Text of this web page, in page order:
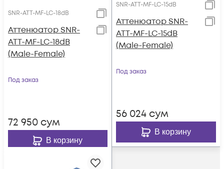
SNR-ATT-MF-LC-18dB
Аттенюатор SNR-
ATT-MF-LC-18dB
(Male-Female)
Под заказ
72 950 сум
В корзину
SNR-ATT-MF-LC-15dB
Аттенюатор SNR-
ATT-MF-LC-15dB
(Male-Female)
Под заказ
56 024 сум
В корзину